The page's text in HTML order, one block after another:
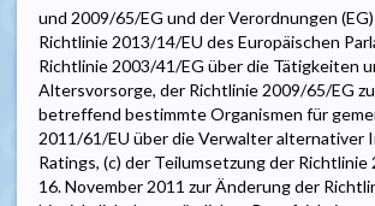
und 2009/65/EG und der Verordnungen
Richtlinie 2013/14/EU des Europäischen
Richtlinie 2003/41/EG über die Tätigkeiten
Altersvorsorge, der Richtlinie 2009/65/EG
betreffend bestimmte Organismen für
2011/61/EU über die Verwalter alternativer
Ratings, (c) der Teilumsetzung der
16. November 2011 zur Änderung der